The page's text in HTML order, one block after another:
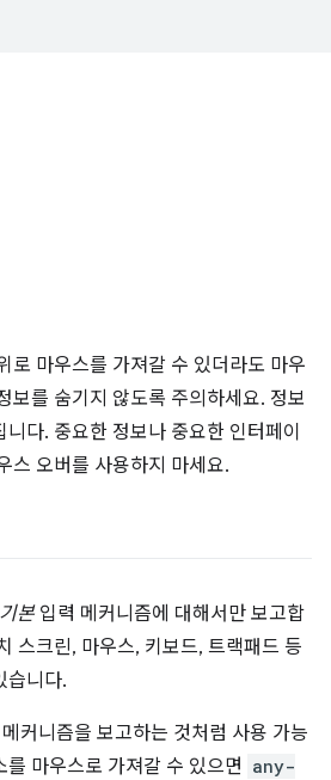
로 마우스를 가져갈 수 있더라도 마우
보를 숨기지 않도록 주의하세요. 정보
다. 중요한 정보나 중요한 인터페이
스 오버를 사용하지 마세요.
기본입력 메커니즘에 대해서만 보고합
스크린, 마우스, 키보드, 트랙패드 등
습니다.
커니즘을 보고하는 것처럼 사용 가능
마우스로 가져갈 수 있으면 any-